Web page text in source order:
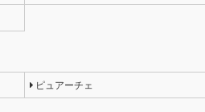
ピュアーチェ